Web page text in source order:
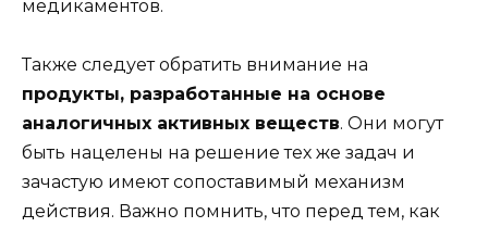
медикаментов.
Также следует обратить внимание на
продукты, разработанные на основе
аналогичных активных веществ. Они могут
быть нацелены на решение тех же задач и
зачастую имеют сопоставимый механизм
действия. Важно помнить, что перед тем, как